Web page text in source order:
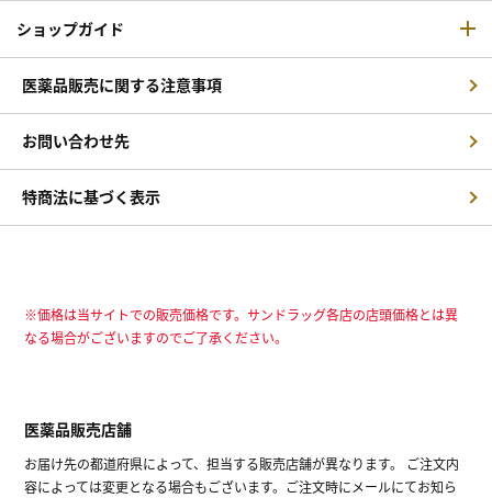
ショップガイド
医薬品販売に関する注意事項
お問い合わせ先
特商法に基づく表示
※価格は当サイトでの販売価格です。サンドラッグ各店の店頭価格とは異
なる場合がございますのでご了承ください。
医薬品販売店舗
お届け先の都道府県によって、担当する販売店舗が異なります。 ご注文内
容によっては変更となる場合もございます。ご注文時にメールにてお知ら